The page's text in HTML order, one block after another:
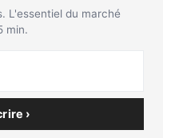
L'essentiel du marché
min.
›